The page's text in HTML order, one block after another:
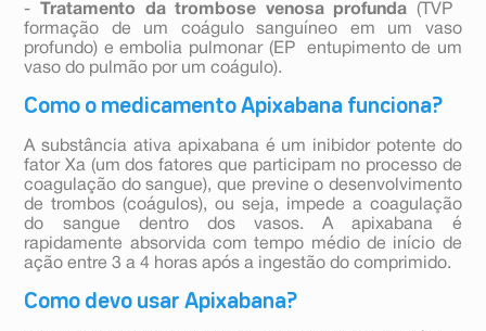
-
Tratamento da trombose venosa profunda (TVP 
formação de um coágulo sanguíneo em um vaso
profundo) e embolia pulmonar (EP  entupimento de um
vaso do pulmão por um coágulo).
Como o medicamento Apixabana funciona?
A substância ativa apixabana é um inibidor potente do
fator Xa (um dos fatores que participam no processo de
coagulação do sangue), que previne o desenvolvimento
de trombos (coágulos), ou seja, impede a coagulação
do sangue dentro dos vasos. A apixabana é
rapidamente absorvida com tempo médio de início de
ação entre 3 a 4 horas após a ingestão do comprimido.
Como devo usar Apixabana?